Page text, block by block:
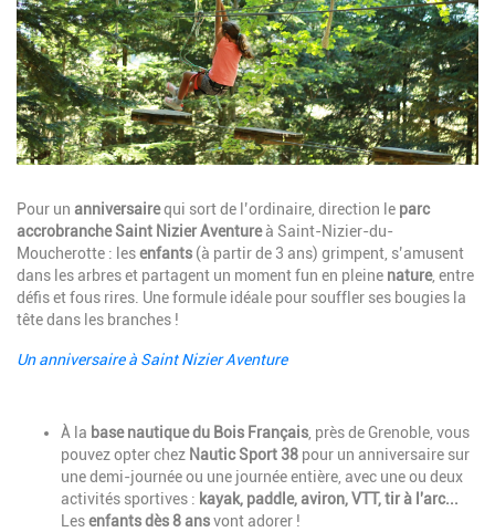
Description
Pour un anniversairequi sort de l’ordinaire, direction le parc
accrobranche Saint Nizier Aventureà Saint-Nizier-du-
Moucherotte : lesenfants (à partir de 3 ans) grimpent, s’amusent
dans les arbres et partagent un moment fun en pleine nature, entre
défis et fous rires. Une formule idéale pour souffler ses bougies la
tête dans les branches !
Un anniversaire à Saint Nizier Aventure
Description
À la base nautique du Bois Français , près de Grenoble, vous
pouvez opter chez Nautic Sport 38 pour un anniversaire sur
une demi-journée ou une journée entière, avec une ou deux
activités sportives : kayak, paddle, aviron, VTT, tir à l'arc...
Lesenfants dès 8 ansvont adorer !